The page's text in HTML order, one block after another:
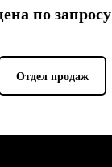
по запросу
Отдел продаж